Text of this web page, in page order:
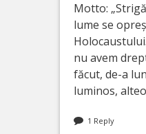
Motto:
lume se
nu avem
făcut, de-a
luminos,
1 Reply